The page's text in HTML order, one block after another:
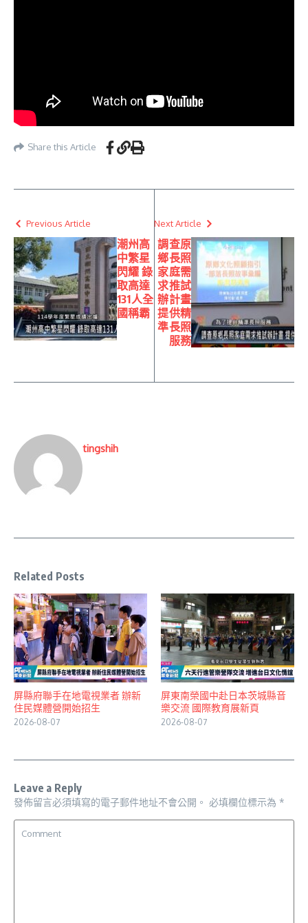
Share this Article
Previous Article
潮州高
中繁星
閃耀 錄
取高達
131人全
國稱霸
Next Article
調查原
鄉長照
家庭需
求推試
辦計畫
提供精
準長照
服務
tingshih
Related Posts
屏縣府聯手在地電視業者 辦新
住民媒體營開始招生
2026-08-07
屏東南榮國中赴日本茨城縣音
樂交流 國際教育展新頁
2026-08-07
Leave a Reply
發佈留言必須填寫的電子郵件地址不會公開。 必填欄位標示為 *